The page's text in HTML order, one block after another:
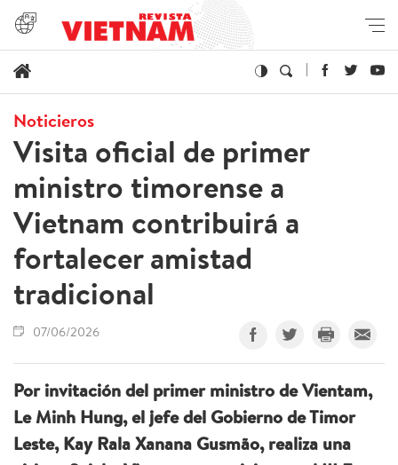
Noticieros
Visita oficial de primer
ministro timorense a
Vietnam contribuirá a
fortalecer amistad
tradicional
07/06/2026
Por invitación del primer ministro de Vientam,
Le Minh Hung, el jefe del Gobierno de Timor
Leste, Kay Rala Xanana Gusmão, realiza una